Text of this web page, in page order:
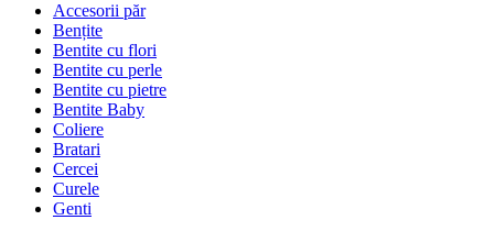
Accesorii păr
Bențite
Bentite cu flori
Bentite cu perle
Bentite cu pietre
Bentite Baby
Coliere
Bratari
Cercei
Curele
Genti